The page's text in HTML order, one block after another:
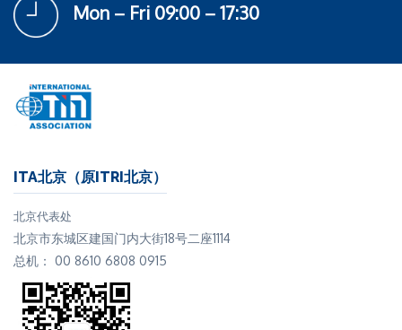
Mon – Fri 09:00 – 17:30
ITA北京（原ITRI北京）
北京代表处
北京市东城区建国门内大街18号二座1114
总机： 00 8610 6808 0915